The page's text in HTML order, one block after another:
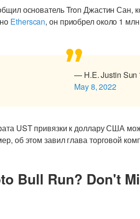
основатель Tron Джастин Сан,
Etherscan, он приобрел около 1
— H.E. Justin Sun
May 8, 2022
UST привязки к доллару США
об этом завил глава торговой
Bull Run? Don't